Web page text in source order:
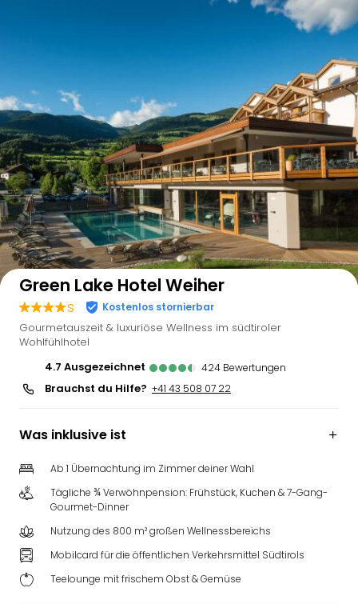
Auf der Karte anzeigen
Green Lake Hotel Weiher
s Kostenlos stornierbar
Gourmetauszeit & luxuriöse Wellness im südtiroler
Wohlfühlhotel
4.7
ausgezeichnet 424 Bewertungen
Brauchst du Hilfe? +41 43 508 07 22
Was inklusive ist
Ab 1 Übernachtung im Zimmer deiner Wahl
Tägliche ¾ Verwöhnpension: Frühstück, Kuchen & 7-Gang-
Gourmet-Dinner
Nutzung des 800 m² großen Wellnessbereichs
Mobilcard für die öffentlichen Verkehrsmittel Südtirols
Teelounge mit frischem Obst & Gemüse